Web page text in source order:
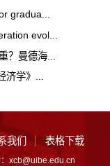
gradua...
evol...
？曼德海...
济学》...
我们 表格下载
xcb@uibe.edu.cn